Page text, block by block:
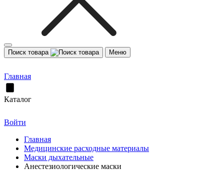
Поиск товара Меню
Главная
Каталог
Войти
Главная
Медицинские расходные материалы
Маски дыхательные
Анестезиологические маски